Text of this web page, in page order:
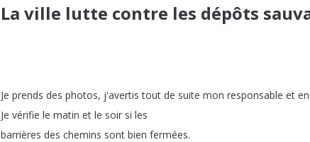
La ville lutte contre les dépôts
Je prends des photos, j'avertis tout de suite mon responsable et
Je vérifie le matin et le soir si les
barrières des chemins sont bien fermées.